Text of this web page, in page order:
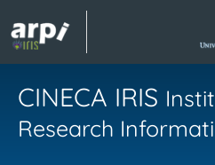
CINECA IRIS
Research